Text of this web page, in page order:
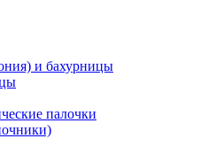
и бахурницы
палочки